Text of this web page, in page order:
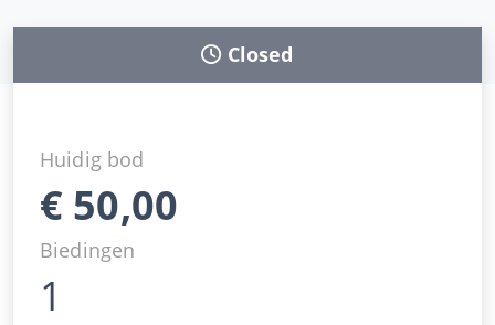
Closed
Huidig bod
€ 50,00
Biedingen
1